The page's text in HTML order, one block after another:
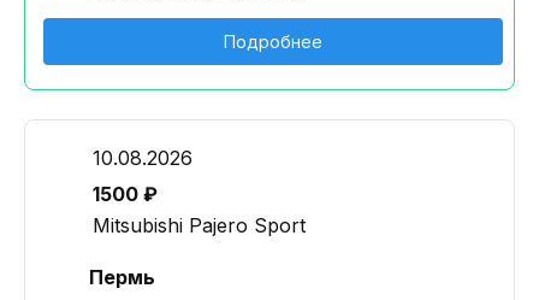
Подробнее
10.08.2026
1500 ₽
Mitsubishi Pajero Sport
Пермь